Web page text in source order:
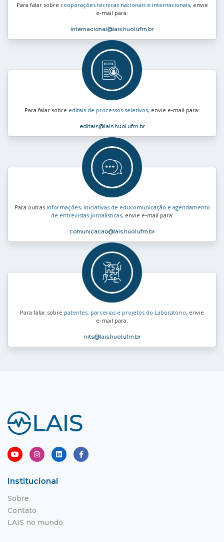
Para falar sobre cooperações técnicas nacionais e internacionais, envie
e‑mail para:
internacional@lais.huol.ufrn.br
Para falar sobre editais de processos seletivos, envie e‑mail para:
editais@lais.huol.ufrn.br
Para outras informações, iniciativas de educomunicação e agendamento
de entrevistas jornalísticas, envie e‑mail para:
comunicacao@lais.huol.ufrn.br
Para falar sobre patentes, parcerias e projetos do Laboratório, envie
e‑mail para:
nits@lais.huol.ufrn.br
Institucional
Sobre
Contato
LAIS no mundo